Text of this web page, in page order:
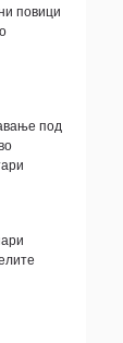
повици
под